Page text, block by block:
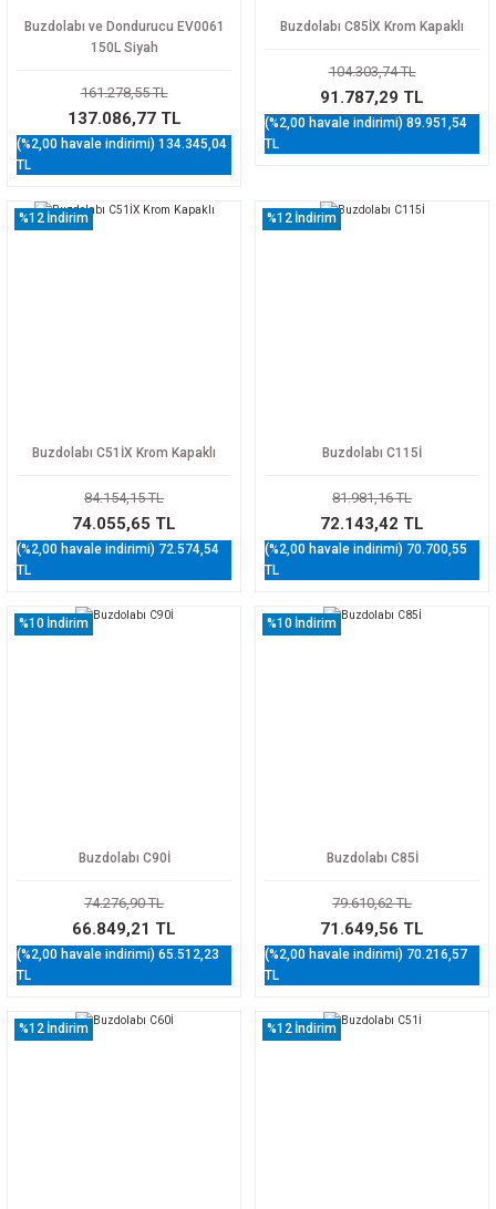
Buzdolabı ve Dondurucu EV0061
150L Siyah
161.278,55 TL
137.086,77 TL
(%2,00 havale indirimi) 134.345,04
TL
Buzdolabı C85İX Krom Kapaklı
104.303,74 TL
91.787,29 TL
(%2,00 havale indirimi) 89.951,54
TL
%12 İndirim
Buzdolabı C51İX Krom Kapaklı
84.154,15 TL
74.055,65 TL
(%2,00 havale indirimi) 72.574,54
TL
%12 İndirim
Buzdolabı C115İ
81.981,16 TL
72.143,42 TL
(%2,00 havale indirimi) 70.700,55
TL
%10 İndirim
Buzdolabı C90İ
74.276,90 TL
66.849,21 TL
(%2,00 havale indirimi) 65.512,23
TL
%10 İndirim
Buzdolabı C85İ
79.610,62 TL
71.649,56 TL
(%2,00 havale indirimi) 70.216,57
TL
%12 İndirim %12 İndirim